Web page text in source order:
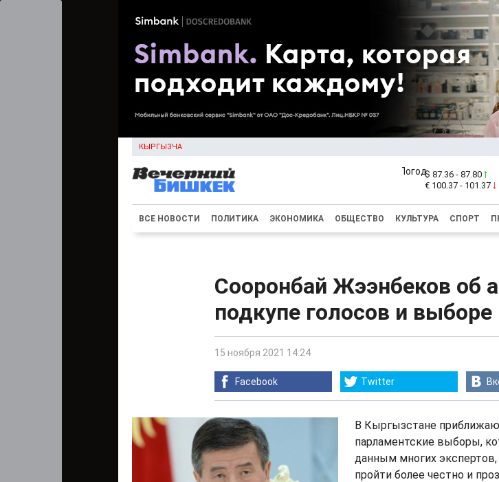
КЫРГЫЗЧА
$ 87.36 - 87.80
€ 100.37 - 101.37
ВСЕ НОВОСТИ ПОЛИТИКА ЭКОНОМИКА ОБЩЕСТВО КУЛЬТУРА СПОРТ
Сооронбай Жээнбеков об
подкупе голосов и выборе
15 ноября 2021 14:24
Facebook Twitter
В Кыргызстане
парламентские выборы,
данным многих
пройти более честно и